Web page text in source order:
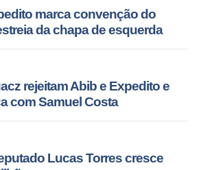
marca convenção do
da chapa de esquerda
rejeitam Abib e Expedito e
com Samuel Costa
Lucas Torres cresce